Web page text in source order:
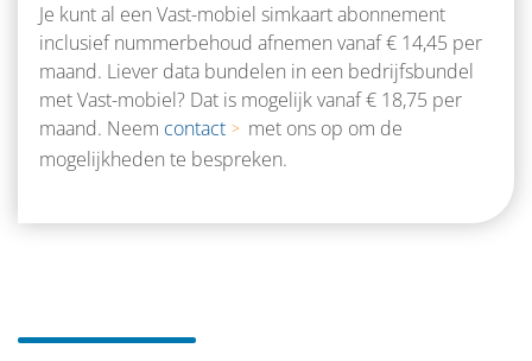
Je kunt al een Vast-mobiel simkaart abonnement
inclusief nummerbehoud afnemen vanaf € 14,45 per
maand. Liever data bundelen in een bedrijfsbundel
met Vast-mobiel? Dat is mogelijk vanaf € 18,75 per
maand. Neem contact
met ons op om de
mogelijkheden te bespreken.